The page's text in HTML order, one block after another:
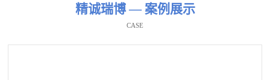
精诚瑞博 — 案例展示
CASE